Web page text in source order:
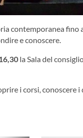
contemporanea
e conoscere.
la Sala del
i corsi, conoscere